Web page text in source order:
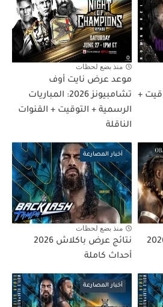
+
منذ بضع لحظات
موعد عرض نايت أوف
تشامبيونز 2026: المباريات
الرسمية + التوقيت + القنوات
الناقلة
إن إيطاليا 2026
أخبار المصارعة
منذ بضع لحظات
نتائج عرض باكلاش 2026
أحداث كاملة
أخبار المصارعة